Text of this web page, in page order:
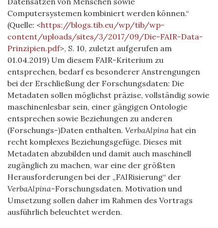
Computersystemen kombiniert werden können.“
(Quelle: <https://blogs.tib.eu/wp/tib/wp-
content/uploads/sites/3/2017/09/Die-FAIR-Data-
Prinzipien.pdf>, S. 10, zuletzt aufgerufen am
01.04.2019) Um diesem FAIR-Kriterium zu
entsprechen, bedarf es besonderer Anstrengungen
bei der Erschließung der Forschungsdaten: Die
Metadaten sollen möglichst präzise, vollständig sowie
maschinenlesbar sein, einer gängigen Ontologie
entsprechen sowie Beziehungen zu anderen
(Forschungs-)Daten enthalten. VerbaAlpina hat ein
recht komplexes Beziehungsgefüge. Dieses mit
Metadaten abzubilden und damit auch maschinell
zugänglich zu machen, war eine der größten
Herausforderungen bei der „FAIRisierung“ der
VerbaAlpina-Forschungsdaten. Motivation und
Umsetzung sollen daher im Rahmen des Vortrags
ausführlich beleuchtet werden.